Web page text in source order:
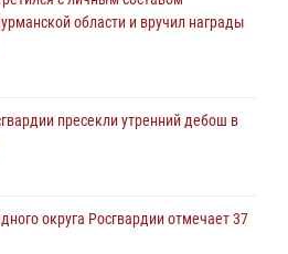
области и вручил награды
пресекли утренний дебош в
округа Росгвардии отмечает 37